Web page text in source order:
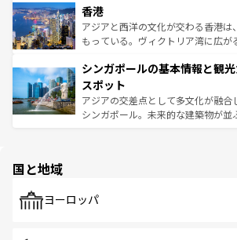
とつ。フォーやバインミー、ベトナ
ひ現地で味わいたい。どの地域を訪
が旅行者を迎えてくれるので、きっ
参照してほしい。
の活気が交差している。北部ではチ
帯で自然と触れ合い、南部ではプー
いビーチでリゾート気分を楽しむこ
激する。気候は一年中温暖で、どの
が待っている。親しみやすいタイの
た文化、そして多様な観光資源が、
ける。 なお、新着のタイ情報はコン
香港
アジアと西洋の文化が交わる香港は
もっている。ヴィクトリア湾に広が
み、どこを訪れても感動するはず。
ており、効率よく見どころを回れる
うな絶景から文化的な体験まで、香
そう。 なお、新着の香港情報はコン
シンガポールの基本情報と観
スポット
アジアの交差点として多文化が融合
シンガポール。未来的な建築物が並
で、ホーカーズは地元の風情を楽し
国と地域
ヨーロッパ